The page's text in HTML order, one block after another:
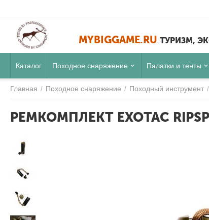
MYBIGGAME.RU ТУРИЗМ,
Каталог Походное снаряжение Палатки и тенты
Главная / Походное снаряжение / Походный инструмент /
РЕМКОМПЛЕКТ EXOTAC